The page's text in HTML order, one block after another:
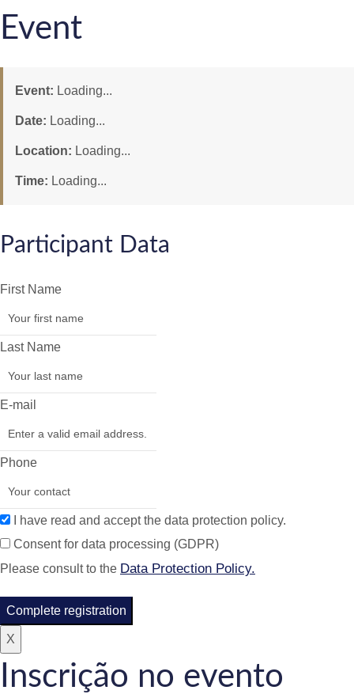
Event
Event: Loading...
Date: Loading...
Location: Loading...
Time: Loading...
Participant Data
First Name
Last Name
E-mail
Phone
I have read and accept the data protection policy.
Consent for data processing (GDPR)
Please consult to the Data Protection Policy.
Complete registration
X
Inscrição no evento